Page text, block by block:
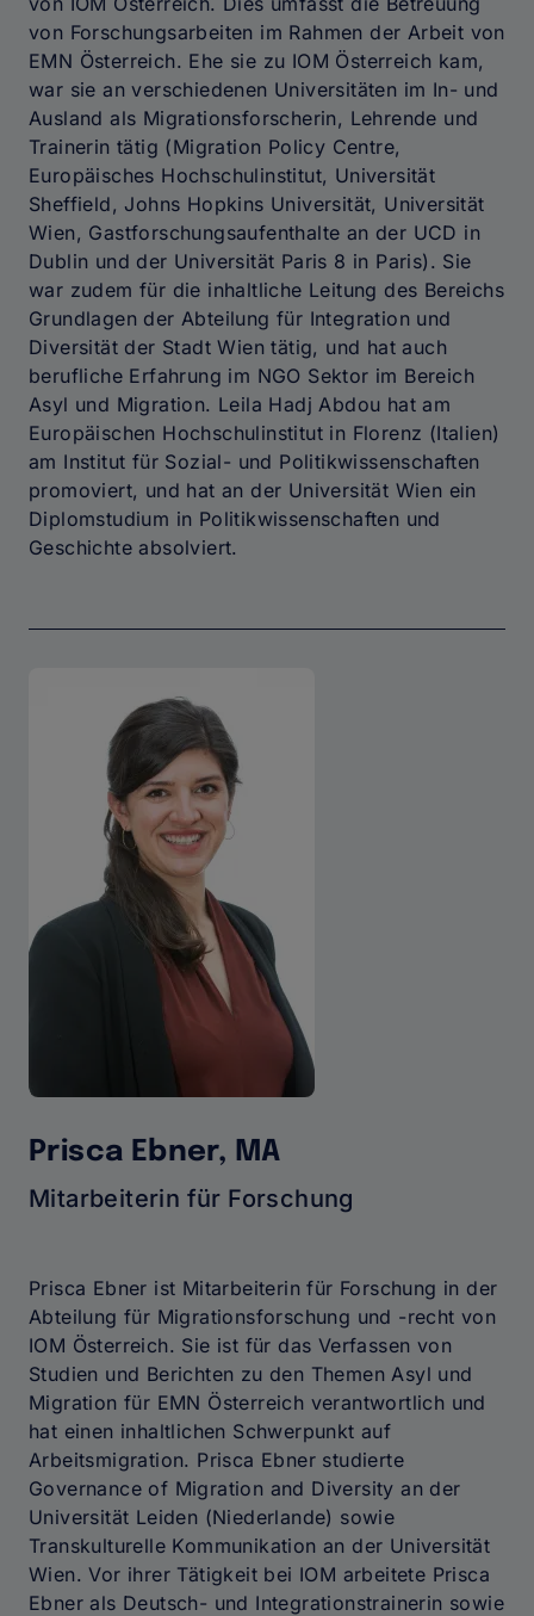
von Forschungsarbeiten im Rahmen der Arbeit von
EMN Österreich. Ehe sie zu IOM Österreich kam,
war sie an verschiedenen Universitäten im In- und
Ausland als Migrationsforscherin, Lehrende und
Trainerin tätig (Migration Policy Centre,
Europäisches Hochschulinstitut, Universität
Sheffield, Johns Hopkins Universität, Universität
Wien, Gastforschungsaufenthalte an der UCD in
Dublin und der Universität Paris 8 in Paris). Sie
war zudem für die inhaltliche Leitung des Bereichs
Grundlagen der Abteilung für Integration und
Diversität der Stadt Wien tätig, und hat auch
berufliche Erfahrung im NGO Sektor im Bereich
Asyl und Migration. Leila Hadj Abdou hat am
Europäischen Hochschulinstitut in Florenz (Italien)
am Institut für Sozial- und Politikwissenschaften
promoviert, und hat an der Universität Wien ein
Diplomstudium in Politikwissenschaften und
Geschichte absolviert.
Prisca Ebner, MA
Mitarbeiterin für Forschung
Prisca Ebner ist Mitarbeiterin für Forschung in der
Abteilung für Migrationsforschung und -recht von
IOM Österreich. Sie ist für das Verfassen von
Studien und Berichten zu den Themen Asyl und
Migration für EMN Österreich verantwortlich und
hat einen inhaltlichen Schwerpunkt auf
Arbeitsmigration. Prisca Ebner studierte
Governance of Migration and Diversity an der
Universität Leiden (Niederlande) sowie
Transkulturelle Kommunikation an der Universität
Wien. Vor ihrer Tätigkeit bei IOM arbeitete Prisca
Ebner als Deutsch- und Integrationstrainerin sowie